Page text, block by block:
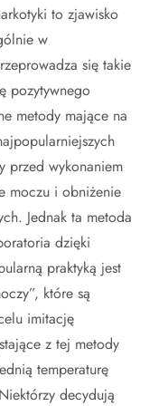
to zjawisko
w
się takie
pozytywnego
metody mające na
przed wykonaniem
moczu i obniżenie
Jednak ta metoda
dzięki
praktyką jest
które są
imitację
z tej metody
temperaturę
decydują